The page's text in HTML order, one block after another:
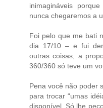
inimagináveis
nunca chegaremos a
Foi pelo que me bati
dia 17/10 – e fui
outras coisas, a
360/360 só teve um
Pena você não poder
para trocar “umas
disponível. Só lhe